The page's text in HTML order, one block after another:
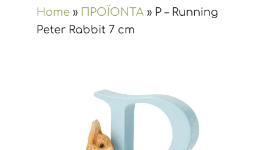
Home » ΠΡΟΪΟΝΤΑ » P – Running
Peter Rabbit 7 cm